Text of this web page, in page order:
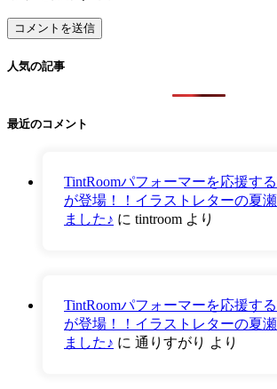
人気の記事
最近のコメント
TintRoomパフォーマーを応援す
が登場！！イラストレターの夏
ました♪ に tintroom より
TintRoomパフォーマーを応援す
が登場！！イラストレターの夏
ました♪ に 通りすがり より